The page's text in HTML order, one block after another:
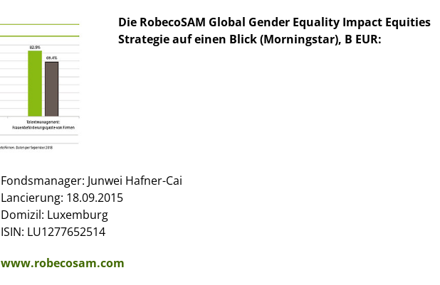
Die RobecoSAM Global Gender Equality Impact Equities
Strategie auf einen Blick (Morningstar), B EUR:
Fondsmanager: Junwei Hafner-Cai
Lancierung: 18.09.2015
Domizil: Luxemburg
ISIN: LU1277652514
www.robecosam.com